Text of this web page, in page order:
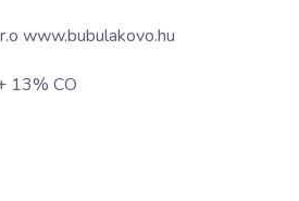
www.bubulakovo.hu
13% CO